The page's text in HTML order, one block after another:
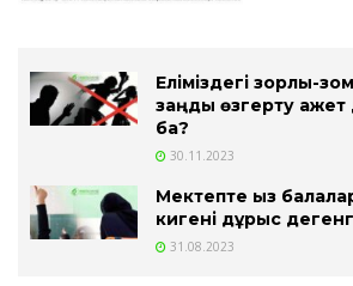
Еліміздегі зорлық-
заңды өзгерту
ба?
30.11.2023
Мектепте қыз
кигені дұрыс
31.08.2023